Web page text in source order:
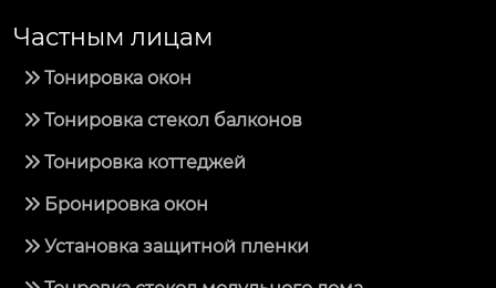
Частным лицам
Тонировка окон
Тонировка стекол балконов
Тонировка коттеджей
Бронировка окон
Установка защитной пленки